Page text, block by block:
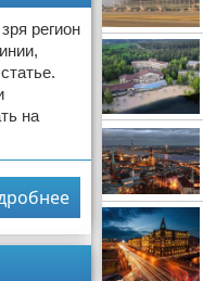
регион
на